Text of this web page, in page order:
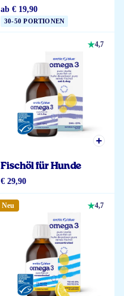
ab € 19,90
30-50 PORTIONEN
4,7
Fischöl für Hunde
€ 29,90
Neu 4,7